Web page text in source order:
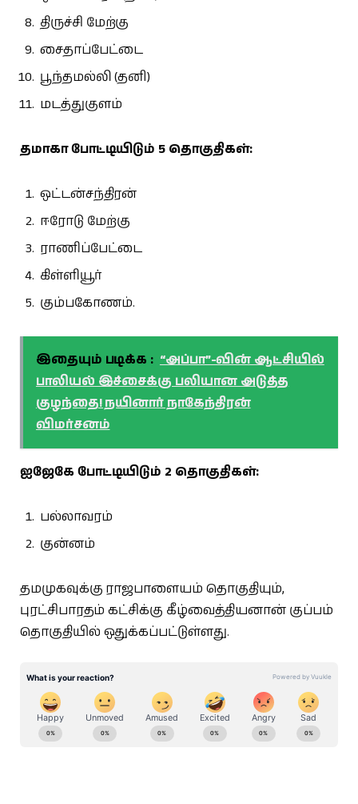
திருச்சி மேற்கு
சைதாப்பேட்டை
பூந்தமல்லி (தனி)
மடத்துகுளம்
தமாகா போட்டியிடும் 5 தொகுதிகள்:
ஒட்டன்சந்திரன்
ஈரோடு மேற்கு
ராணிப்பேட்டை
கிள்ளியூர்
கும்பகோணம்.
இதையும் படிக்க : “அப்பா”-வின் ஆட்சியில்
பாலியல் இச்சைக்கு பலியான அடுத்த
குழந்தை! நயினார் நாகேந்திரன்
விமர்சனம்
ஐஜேகே போட்டியிடும் 2 தொகுதிகள்:
பல்லாவரம்
குன்னம்
தமமுகவுக்கு ராஜபாளையம் தொகுதியும்,
புரட்சிபாரதம் கட்சிக்கு கீழ்வைத்தியனான் குப்பம்
தொகுதியில் ஒதுக்கப்பட்டுள்ளது.